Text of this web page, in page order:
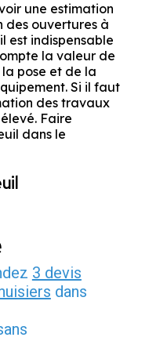
une estimation
des ouvertures à
est indispensable
la valeur de
pose et de la
Si il faut
des travaux
Faire
dans le
3 devis
dans